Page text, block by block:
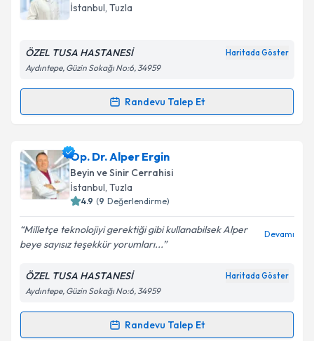
İstanbul, Tuzla
ÖZEL TUSA HASTANESİ Haritada Göster
Aydıntepe, Güzin Sokağı No:6, 34959
Randevu Talep Et
Randevu Takvimi Talebi
Op. Dr. Ökkeş Celil Gökçek
talebi oluşturun. Size bu uzmandan randevu almanız
için bir takvim hazırlandığında e-posta ile
bilgilendireceğiz.
E-posta Adresiniz
Kişisel verilerimin işlenmesine ilişkin
Metni'ni okudum ve kişisel verilerimin belirtilen
kapsamda işlenmesini kabul ediyorum.
Op. Dr. Alper Ergin
Beyin ve Sinir Cerrahisi
İstanbul, Tuzla
4.9 (9 Değerlendirme)
Milletçe teknolojiyi gerektiği gibi kullanabilsek Alper
beye sayısız teşekkür yorumları...
Devamı
ÖZEL TUSA HASTANESİ Haritada Göster
Aydıntepe, Güzin Sokağı No:6, 34959
Randevu Talep Et
Randevu Takvimi Talebi